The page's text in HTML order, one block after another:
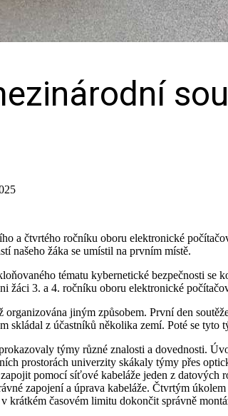
a čtvrtého ročníku oboru elektronické
našeho žáka se umístil na prvním místě.
tématu kybernetické bezpečnosti
žáci 3. a 4. ročníku oboru elektronické
jiným způsobem. První den
skládal z účastníků několika zemí. Poté se
týmy různé znalosti a dovednosti.
prostorách univerzity skákaly týmy přes
pomocí síťové kabeláže jeden z datových
zapojení a úprava kabeláže. Čtvrtým
krátkém časovém limitu dokončit správně